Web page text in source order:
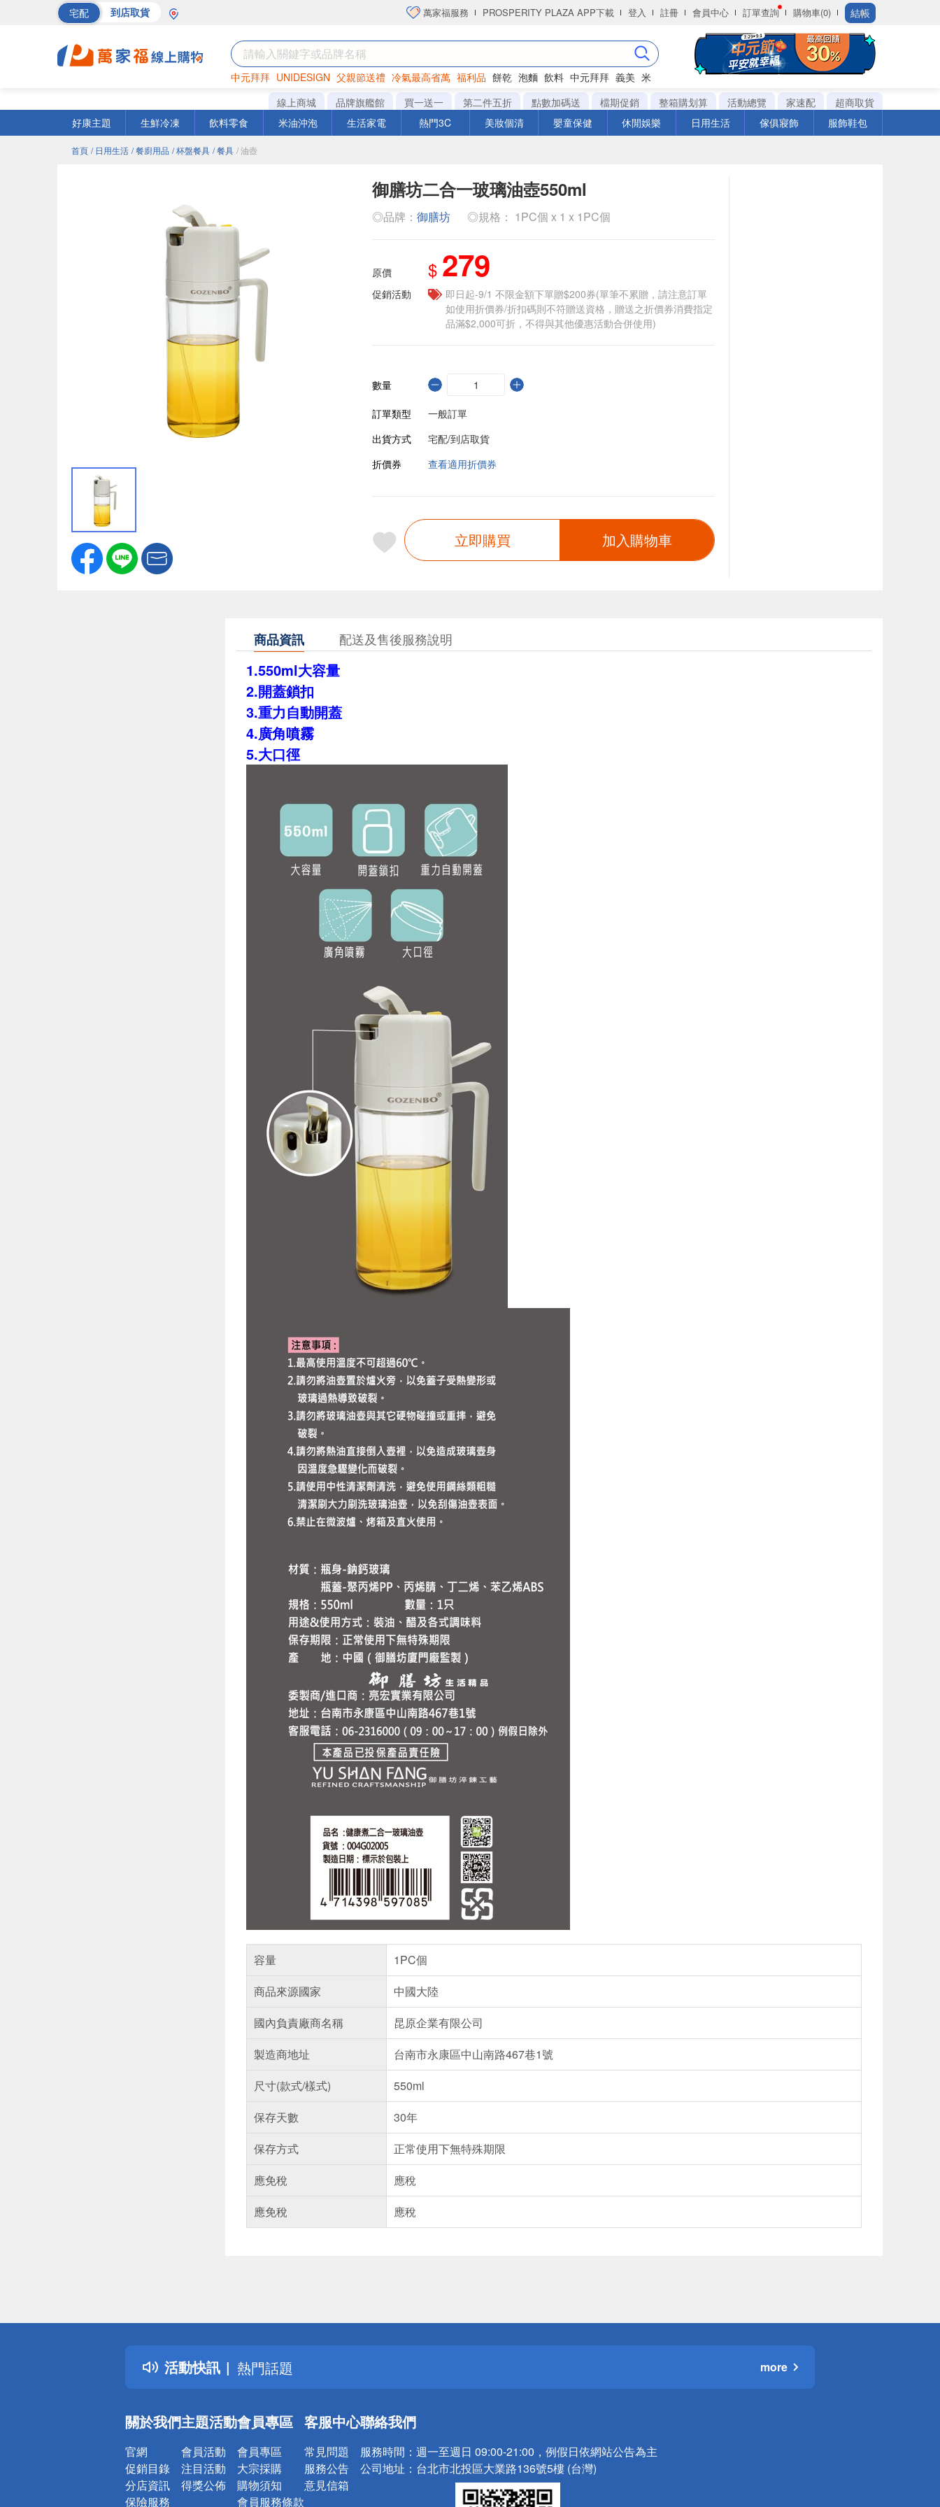
宅配 到店取貨 萬家福服務 PROSPERITY PLAZA APP下載 登入 註冊 會員中心 訂單查詢 購物車(0) 結帳
中元拜拜 UNIDESIGN 父親節送禮 冷氣最高省萬 福利品 餅乾 泡麵 飲料 中元拜拜 義美 米
巧克力 罐頭 衛生紙
線上商城 品牌旗艦館 買一送一 第二件五折 點數加碼送 檔期促銷 整箱購划算 活動總覽 家速配
超商取貨
好康主題
生鮮冷凍 飲料零食 米油沖泡 生活家電 熱門3C 美妝個清 嬰童保健 休閒娛樂 日用生活 傢俱寢飾 服飾鞋包
首頁 / 日用生活 / 餐廚用品 / 杯盤餐具 / 餐具 / 油壺
御膳坊二合一玻璃油壺550ml
◎品牌： 御膳坊 ◎規格： 1PC個 x 1 x 1PC個
原價 $ 279
促銷活動
即日起-9/1 不限金額下單贈$200券(單筆不累贈，請注意訂單
如使用折價券/折扣碼則不符贈送資格，贈送之折價券消費指定
品滿$2,000可折，不得與其他優惠活動合併使用)
數量
訂單類型
一般訂單
出貨方式
宅配/到店取貨
折價券
查看適用折價券
立即購買 加入購物車
商品資訊 配送及售後服務說明
1.550ml大容量
2.開蓋鎖扣
3.重力自動開蓋
4.廣角噴霧
5.大口徑
容量
1PC個
商品來源國家
中國大陸
國內負責廠商名稱
昆原企業有限公司
製造商地址
台南市永康區中山南路467巷1號
尺寸(款式/樣式)
550ml
保存天數
30年
保存方式
正常使用下無特殊期限
應免稅
應稅
應免稅
應稅
活動快訊
詐騙網頁！請小心！
得獎公告
熱門話題
銀行優惠
詐騙網頁！請小心！
more
關於我們
官網
促銷目錄
分店資訊
保險服務
主題活動
會員活動
注目活動
得獎公佈
會員專區
會員專區
大宗採購
購物須知
會員服務條款
客服中心
常見問題
服務公告
意見信箱
聯絡我們
服務時間： 週一至週日 09:00-21:00，例假日依網站公告為主
公司地址： 台北市北投區大業路136號5樓 (台灣)